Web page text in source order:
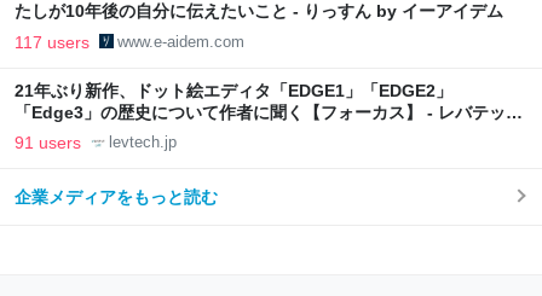
たしが10年後の自分に伝えたいこと - りっすん by イーアイデム
117 users www.e-aidem.com
21年ぶり新作、ドット絵エディタ「EDGE1」「EDGE2」
「Edge3」の歴史について作者に聞く【フォーカス】 - レバテック
LAB
91 users levtech.jp
企業メディアをもっと読む